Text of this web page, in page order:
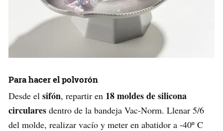
Para hacer el polvorón
Desde el sifón, repartir en 18 moldes de silicona
circulares dentro de la bandeja Vac-Norm. Llenar 5/6
del molde, realizar vacío y meter en abatidor a -40º C